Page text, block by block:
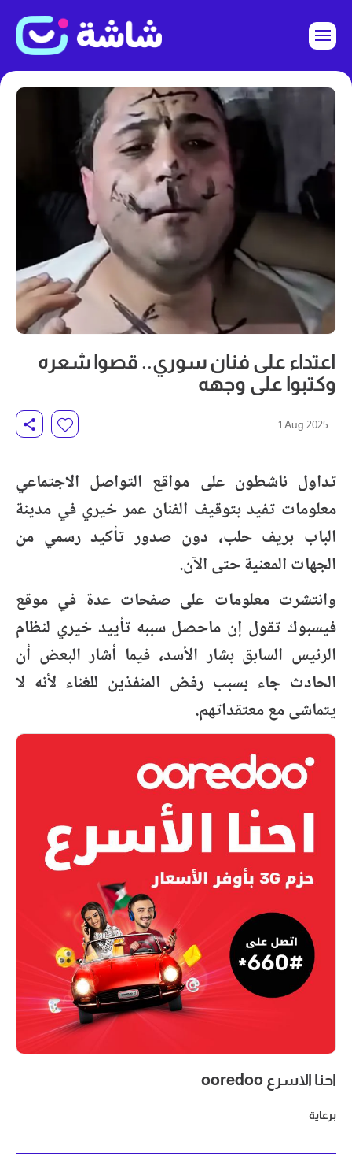
اعتداء على فنان سوري.. قصوا شعره
وكتبوا على وجهه
1 Aug 2025
تداول ناشطون على مواقع التواصل الاجتماعي
معلومات تفيد بتوقيف الفنان عمر خيري في مدينة
الباب بريف حلب، دون صدور تأكيد رسمي من
الجهات المعنية حتى الآن.
وانتشرت معلومات على صفحات عدة في موقع
فيسبوك تقول إن ماحصل سببه تأييد خيري لنظام
الرئيس السابق بشار الأسد، فيما أشار البعض أن
الحادث جاء بسبب رفض المنفذين للغناء لأنه لا
يتماشى مع معتقداتهم.
احنا الاسرع ooredoo
برعاية